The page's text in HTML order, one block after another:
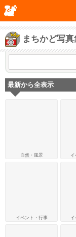
まちかど写真
最新から全表示
自然・風景
イベント・行事